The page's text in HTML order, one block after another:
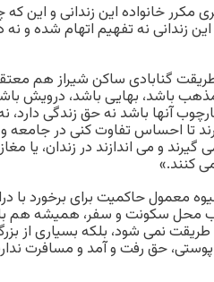
خانواده این زندانی و این
این زندانی نه تفهیم اتهام شده و
گنابادی ساکن شیراز هم
باشد، بهایی باشد، درویش
آنها باشد نه حق زندگی دارد،
تا احساس تفاوت کنی در جامعه
و می اندازند در زندان، یا
کنند.»
معمول حاکمیت برای برخورد با
سکونت و سفر، همیشه هم با
نمی شود، بلکه بسیاری از
حق رفت و آمد و مسافرت